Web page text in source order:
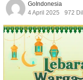
GoIndonesia
4 April 2025
972